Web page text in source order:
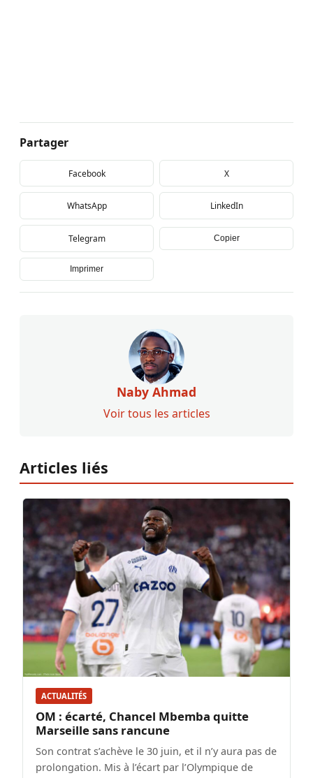
Partager
Facebook X
WhatsApp LinkedIn
Telegram Copier
Imprimer
Naby Ahmad
Voir tous les articles
Articles liés
ACTUALITÉS
OM : écarté, Chancel Mbemba quitte
Marseille sans rancune
Son contrat s’achève le 30 juin, et il n’y aura pas de
prolongation. Mis à l’écart par l’Olympique de